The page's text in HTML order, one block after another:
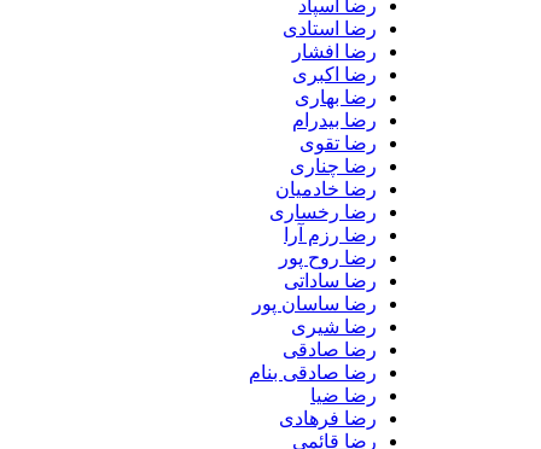
رضا اسپاد
رضا استادی
رضا افشار
رضا اکبری
رضا بهاری
رضا بیدرام
رضا تقوی
رضا چناری
رضا خادمیان
رضا رخساری
رضا رزم آرا
رضا روح پور
رضا ساداتی
رضا ساسان پور
رضا شیری
رضا صادقی
رضا صادقی بنام
رضا ضیا
رضا فرهادی
رضا قائمی